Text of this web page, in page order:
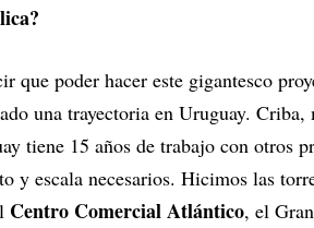
que poder hacer este gigantesco
una trayectoria en Uruguay. Criba,
tiene 15 años de trabajo con otros
y escala necesarios. Hicimos las
Centro Comercial Atlántico, el